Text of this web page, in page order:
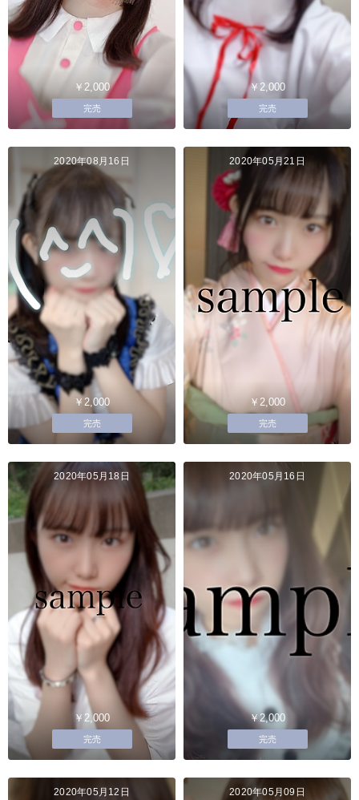
￥2,000
完売
￥2,000
完売
2020年08月16日
￥2,000
完売
2020年05月21日
￥2,000
完売
2020年05月18日
￥2,000
完売
2020年05月16日
￥2,000
完売
2020年05月12日 2020年05月09日